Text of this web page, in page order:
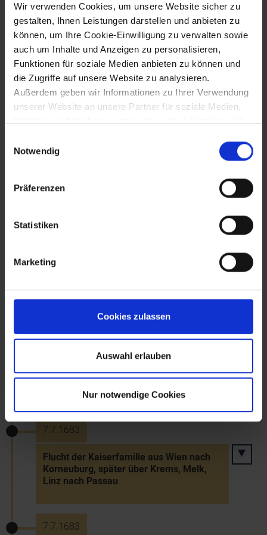
Wir verwenden Cookies, um unsere Website sicher zu
gestalten, Ihnen Leistungen darstellen und anbieten zu
können, um Ihre Cookie-Einwilligung zu verwalten sowie
auch um Inhalte und Anzeigen zu personalisieren,
Funktionen für soziale Medien anbieten zu können und
die Zugriffe auf unsere Website zu analysieren.
Außerdem geben wir Informationen zu Ihrer Verwendung
unserer Website an unsere Partner für soziale Medien,
Werbung und Analysen weiter, die auch in Ländern sind,
gegeben ist, und in denen Sie Ihre Rechte uU nicht
effektiv durchsetzen können. Unsere Partner führen
diese Informationen möglicherweise mit weiteren Daten
zusammen, die Sie ihnen bereitgestellt haben oder die
haben.
Notwendig
Präferenzen
Statistiken
Marketing
Cookies zulassen
Auswahl erlauben
Nur notwendige Cookies
1.5.1683
Großwesir Kara Mustafa wird in Belgrad
Oberbefehlshaber des osmanischen
Heers (150.000 Mann, 300 Kanonen)
20.6.1683
27.6.1683
Osmanen
Osmanen in NÖ
Osmanisches Heer überschreitet die
7.7.1683
Flucht der Kaiserfamilie aus Wien nach
Korneuburg, später über Krems, Melk,
Linz nach Passau
7.7.1683